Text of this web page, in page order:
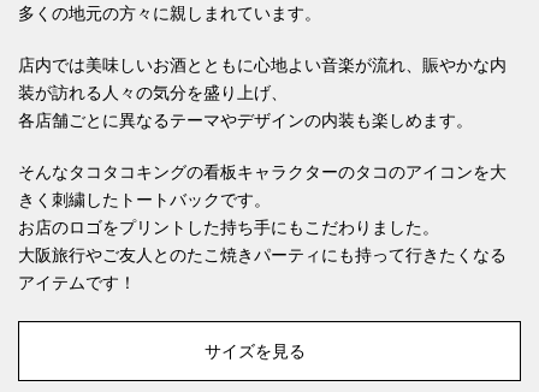
多くの地元の方々に親しまれています。
店内では美味しいお酒とともに心地よい音楽が流れ、賑やかな内
装が訪れる人々の気分を盛り上げ、
各店舗ごとに異なるテーマやデザインの内装も楽しめます。
そんなタコタコキングの看板キャラクターのタコのアイコンを大
きく刺繍したトートバックです。
お店のロゴをプリントした持ち手にもこだわりました。
大阪旅行やご友人とのたこ焼きパーティにも持って行きたくなる
アイテムです！
サイズを見る